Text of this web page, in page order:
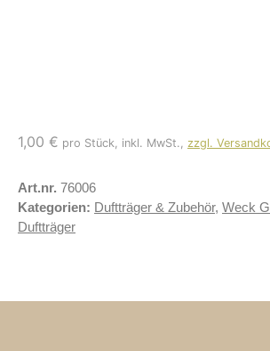
1,00 € pro Stück, inkl. MwSt., zzgl.
Art.nr. 76006
Kategorien: Duftträger & Zubehör, Weck
Duftträger